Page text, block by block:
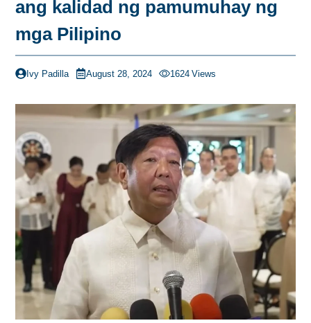
ang kalidad ng pamumuhay ng
mga Pilipino
Ivy Padilla August 28, 2024 1624 Views